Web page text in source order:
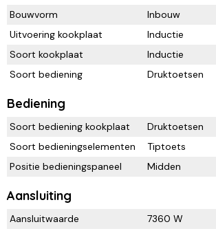
Bouwvorm
Inbouw
Uitvoering kookplaat
Inductie
Soort kookplaat
Inductie
Soort bediening
Druktoetsen
Bediening
Soort bediening kookplaat
Druktoetsen
Soort bedieningselementen
Tiptoets
Positie bedieningspaneel
Midden
Aansluiting
Aansluitwaarde
7360 W